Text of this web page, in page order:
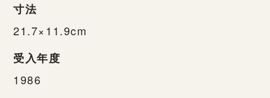
寸法
21.7×11.9cm
受入年度
1986